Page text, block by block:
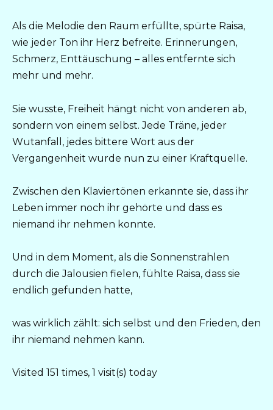
Als die Melodie den Raum erfüllte, spürte Raisa,
wie jeder Ton ihr Herz befreite. Erinnerungen,
Schmerz, Enttäuschung – alles entfernte sich
mehr und mehr.
Sie wusste, Freiheit hängt nicht von anderen ab,
sondern von einem selbst. Jede Träne, jeder
Wutanfall, jedes bittere Wort aus der
Vergangenheit wurde nun zu einer Kraftquelle.
Zwischen den Klaviertönen erkannte sie, dass ihr
Leben immer noch ihr gehörte und dass es
niemand ihr nehmen konnte.
Und in dem Moment, als die Sonnenstrahlen
durch die Jalousien fielen, fühlte Raisa, dass sie
endlich gefunden hatte,
was wirklich zählt: sich selbst und den Frieden, den
ihr niemand nehmen kann.
Visited 151 times, 1 visit(s) today